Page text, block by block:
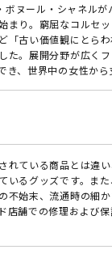
ヌール・シャネル
まり。窮屈なコルセ
「古い価値観にとら
た。展開分野が広く
き、世界中の女性か
れている商品とは違
いるグッズです。ま
不始末、流通時の細
店舗での修理および